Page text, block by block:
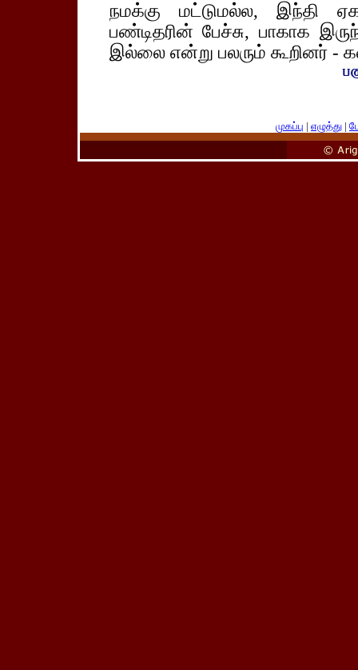
நமக்கு மட்டுமல்ல, இந்தி
பண்டிதரின் பேச்சு, பாகாக
இல்லை என்று பலரும் கூறினர் -
முகப்பு | எழுத்து |